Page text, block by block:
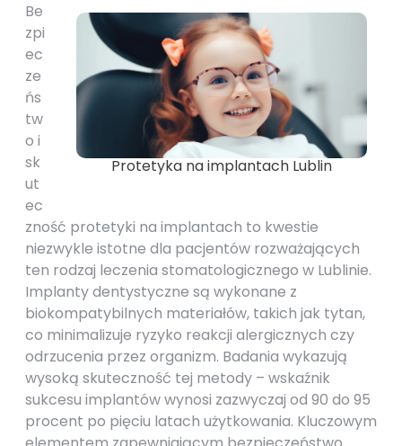
Protetyka na implantach Lublin
Be
zpi
ec
ze
ńs
tw
o i
sk
ut
ec
zność protetyki na implantach to kwestie
niezwykle istotne dla pacjentów rozważających
ten rodzaj leczenia stomatologicznego w Lublinie.
Implanty dentystyczne są wykonane z
biokompatybilnych materiałów, takich jak tytan,
co minimalizuje ryzyko reakcji alergicznych czy
odrzucenia przez organizm. Badania wykazują
wysoką skuteczność tej metody – wskaźnik
sukcesu implantów wynosi zazwyczaj od 90 do 95
procent po pięciu latach użytkowania. Kluczowym